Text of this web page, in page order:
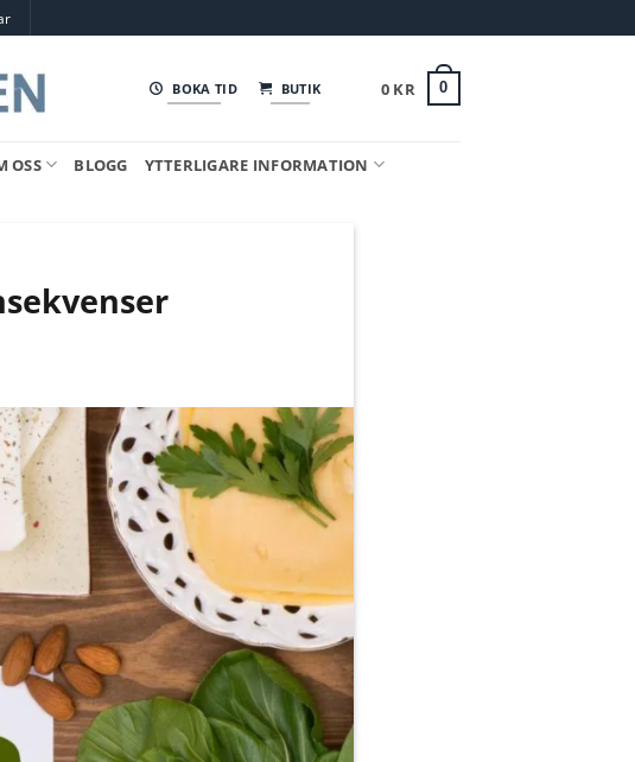
BOKA TID BUTIK 0 KR 0
OSS BLOGG YTTERLIGARE INFORMATION